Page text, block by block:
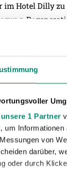
unsere 1 Partner
um
von
darüber,
oder durch
im Hotel Dilly
stellt für
am
rumänischen
Nachmittag
dort auf
Juli, und
Uhr in